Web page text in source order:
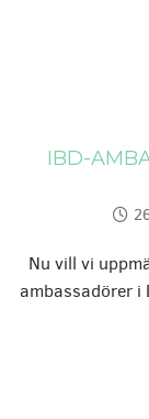
IBD-
Nu vill vi
ambassadörer i